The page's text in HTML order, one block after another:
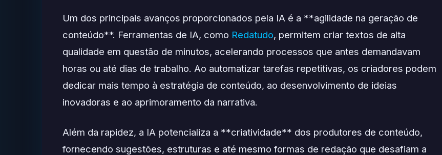
Um dos principais avanços proporcionados pela IA é a **agilidade na geração de
conteúdo**. Ferramentas de IA, como Redatudo, permitem criar textos de alta
qualidade em questão de minutos, acelerando processos que antes demandavam
horas ou até dias de trabalho. Ao automatizar tarefas repetitivas, os criadores podem
dedicar mais tempo à estratégia de conteúdo, ao desenvolvimento de ideias
inovadoras e ao aprimoramento da narrativa.
Além da rapidez, a IA potencializa a **criatividade** dos produtores de conteúdo,
fornecendo sugestões, estruturas e até mesmo formas de redação que desafiam a